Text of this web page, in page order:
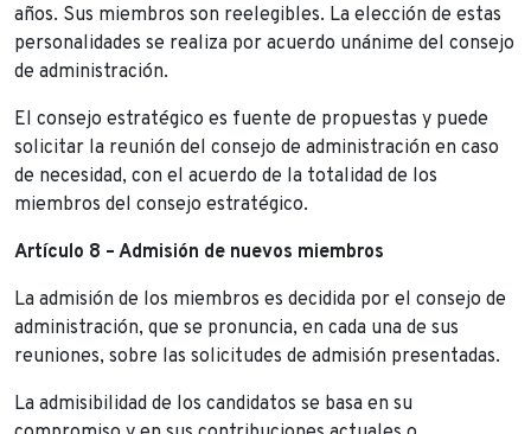
años. Sus miembros son reelegibles. La elección de estas
personalidades se realiza por acuerdo unánime del consejo
de administración.
El consejo estratégico es fuente de propuestas y puede
solicitar la reunión del consejo de administración en caso
de necesidad, con el acuerdo de la totalidad de los
miembros del consejo estratégico.
Artículo 8 – Admisión de nuevos miembros
La admisión de los miembros es decidida por el consejo de
administración, que se pronuncia, en cada una de sus
reuniones, sobre las solicitudes de admisión presentadas.
La admisibilidad de los candidatos se basa en su